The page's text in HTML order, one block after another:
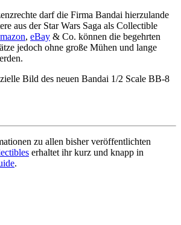
darf die Firma Bandai hierzulande
aus der Star Wars Saga als Collectible
, eBay & Co. können die begehrten
jedoch ohne große Mühen und lange
Bild des neuen Bandai 1/2 Scale BB-8
zu allen bisher veröffentlichten
erhaltet ihr kurz und knapp in
.